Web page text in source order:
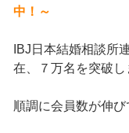
中！～
IBJ日本結婚相談所
在、７万名を突破し
順調に会員数が伸び